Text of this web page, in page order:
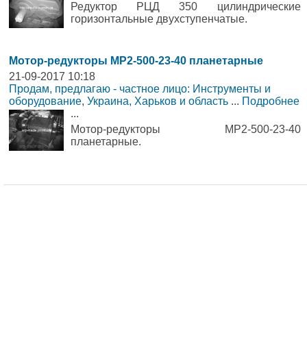
Редуктор РЦД 350 цилиндрические
горизонтальные двухступенчатые.
Мотор-редукторы МР2-500-23-40 планетарные
21-09-2017 10:18
Продам, предлагаю - частное лицо: Инструменты и
оборудование, Украина, Харьков и область ... Подробнее
...
Мотор-редукторы МР2-500-23-40
планетарные.